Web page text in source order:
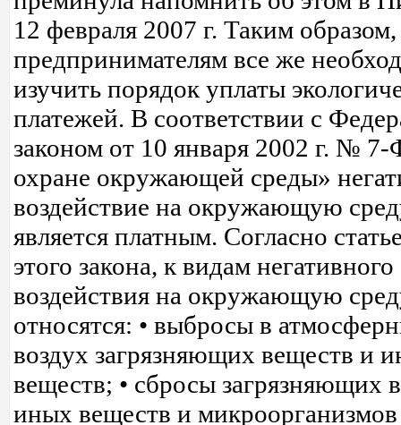
12 февраля 2007 г. Таким образом,
предпринимателям все же
изучить порядок уплаты
платежей. В соответствии с
законом от 10 января 2002 г. №
охране окружающей среды»
воздействие на окружающую
является платным. Согласно
этого закона, к видам негативного
воздействия на окружающую
относятся: • выбросы в
воздух загрязняющих веществ и
веществ; • сбросы загрязняющих
иных веществ и